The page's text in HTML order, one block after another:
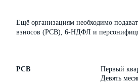
Ещё организациям необходимо
взносов (РСВ), 6-НДФЛ и
РСВ
Первый
Девять